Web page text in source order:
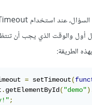
أول والوقت الذي يجب أن
الطريقة:
= setTimeout(
.getElementById("demo"
;